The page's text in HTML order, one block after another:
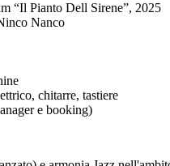
“Il Pianto Dell Sirene”, 2025
Nanco
chitarre, tastiere
e booking)